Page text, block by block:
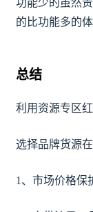
的比功能多的体
总结
利用资源专区
选择品牌货源
1、市场价格保